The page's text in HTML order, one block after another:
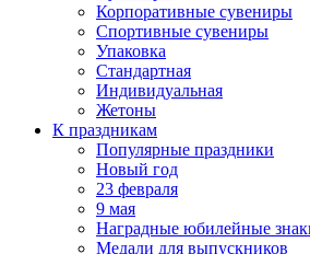
Корпоративные сувениры
Спортивные сувениры
Упаковка
Стандартная
Индивидуальная
Жетоны
К праздникам
Популярные праздники
Новый год
23 февраля
9 мая
Наградные юбилейные
Медали для выпускников